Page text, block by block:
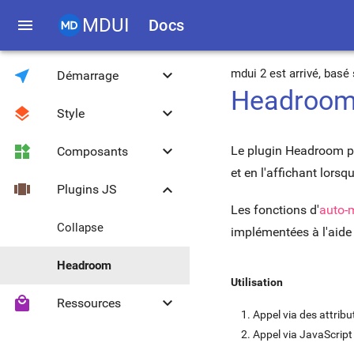
menu MDUI Docs
near_me Démarrage keyboard_arrow_down
Introduction
Téléchargement
Compatibilité
Bibliothèque JS
Méthodes globales
Migration de 0.4.3
layers Style keyboard_arrow_down
Couleur et thème
Police Roboto
Grille réactive
Typographie
Icônes
widgets Composants keyboard_arrow_down
Effet ripple
Bouton
Bouton FAB
Sélecteur
view_carousel Plugins JS keyboard_arrow_down
Collapse
Headroom
local_mall Ressources keyboard_arrow_down
mdui 2 est arrivé,
Le plugin Headroom
et en l'affichant
Les fonctions d'auto-
implémentées à
Utilisation
Appel via des
Appel via JavaScript